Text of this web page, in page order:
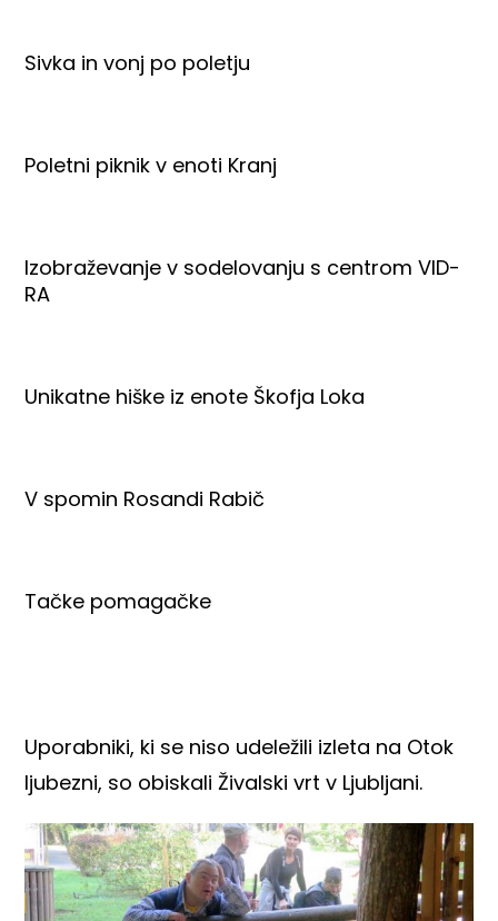
Sivka in vonj po poletju
Poletni piknik v enoti Kranj
Izobraževanje v sodelovanju s centrom VID-
RA
Unikatne hiške iz enote Škofja Loka
V spomin Rosandi Rabič
Tačke pomagačke
Uporabniki, ki se niso udeležili izleta na Otok
ljubezni, so obiskaliŽivalski vrt v Ljubljani.